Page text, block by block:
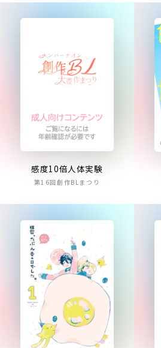
感度10倍人体実験
第16回創作BLまつり